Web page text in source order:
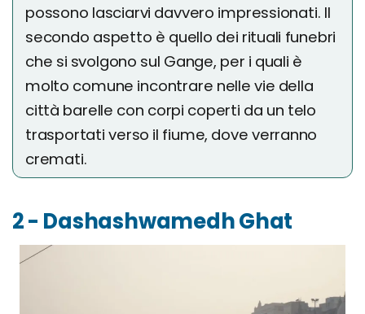
possono lasciarvi davvero impressionati. Il
secondo aspetto è quello dei rituali funebri
che si svolgono sul Gange, per i quali è
molto comune incontrare nelle vie della
città barelle con corpi coperti da un telo
trasportati verso il fiume, dove verranno
cremati.
2 - Dashashwamedh Ghat